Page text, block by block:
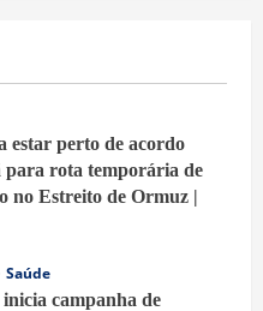
estar perto de acordo
para rota temporária de
no Estreito de Ormuz |
Saúde
campanha de